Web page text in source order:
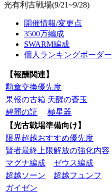
光有利古戦場(9/21~9/28)
開催情報/変更点
3500万編成
SWARM編成
個人ランキングボーダー
【報酬関連】
勲章交換優先度
果報の古箱 天醒の蒼玉
碧麗の証
極星器
【光古戦場準備向け】
限界超越おすすめ優先度
賢者最終上限解放の強化内容
マグナ編成
ゼウス編成
超越ソーン
超越フュンフ
ガイゼン